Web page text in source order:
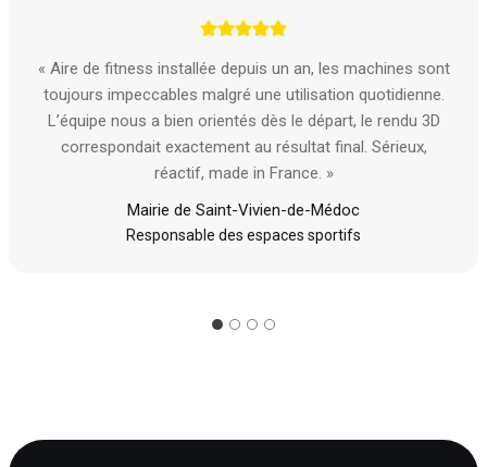
« Aire de fitness installée depuis un an, les machines sont
toujours impeccables malgré une utilisation quotidienne.
L’équipe nous a bien orientés dès le départ, le rendu 3D
correspondait exactement au résultat final. Sérieux,
réactif, made in France. »
Mairie de Saint-Vivien-de-Médoc
Responsable des espaces sportifs